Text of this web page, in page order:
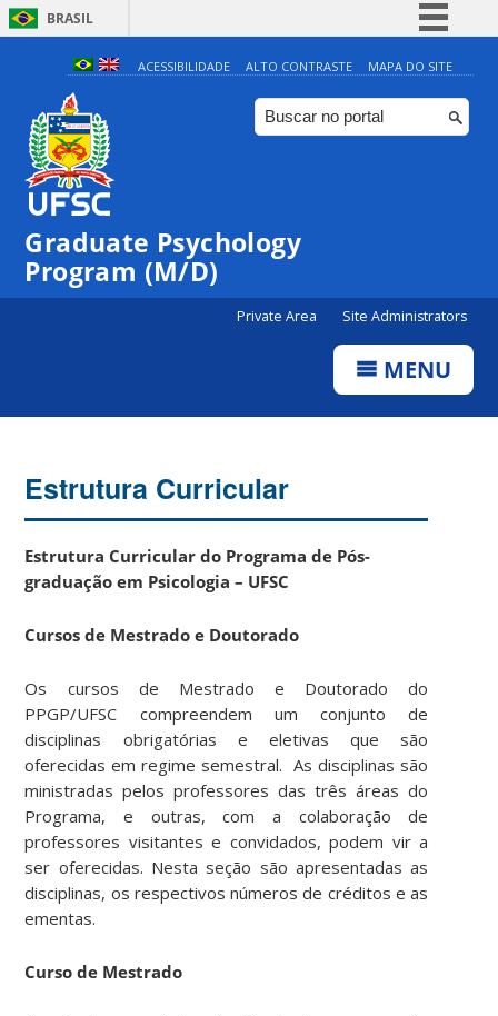
BRASIL
Simplifique!
Comunica BR
Participe
ACESSIBILIDADE ALTO CONTRASTE MAPA DO SITE
Graduate Psychology
Program (M/D)
Private Area Site Administrators
MENU
Estrutura Curricular
Estrutura Curricular do Programa de Pós-
graduação em Psicologia – UFSC
Cursos de Mestrado e Doutorado
Os cursos de Mestrado e Doutorado do
PPGP/UFSC compreendem um conjunto de
disciplinas obrigatórias e eletivas que são
oferecidas em regime semestral. As disciplinas são
ministradas pelos professores das três áreas do
Programa, e outras, com a colaboração de
professores visitantes e convidados, podem vir a
ser oferecidas. Nesta seção são apresentadas as
disciplinas, os respectivos números de créditos e as
ementas.
Curso de Mestrado